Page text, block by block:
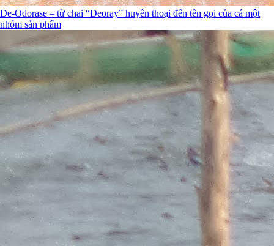
De-Odorase – từ chai “Deoray” huyền thoại đến tên gọi của cả một
nhóm sản phẩm